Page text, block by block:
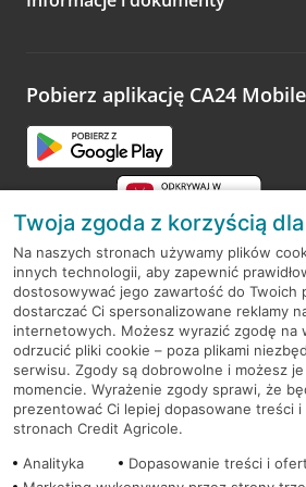
Zachęcamy do podzielenia się z nami
opinie.
Pobierz aplikację CA24 Mobile
RODO
Regulamin serwisu
Mapa serwisu
PolitykaCookies
Twoja zgoda z korzyścią
Na naszych stronach używamy plików
innych technologii, aby zapewnić
dostosowywać jego zawartość do Twoich
dostarczać Ci spersonalizowane reklamy
internetowych. Możesz wyrazić zgodę na
odrzucić pliki cookie – poza plikami
serwisu. Zgody są dobrowolne i możesz
momencie. Wyrażenie zgody sprawi, że
prezentować Ci lepiej dopasowane treści
stronach Credit Agricole.
Analityka
Dopasowanie treści i